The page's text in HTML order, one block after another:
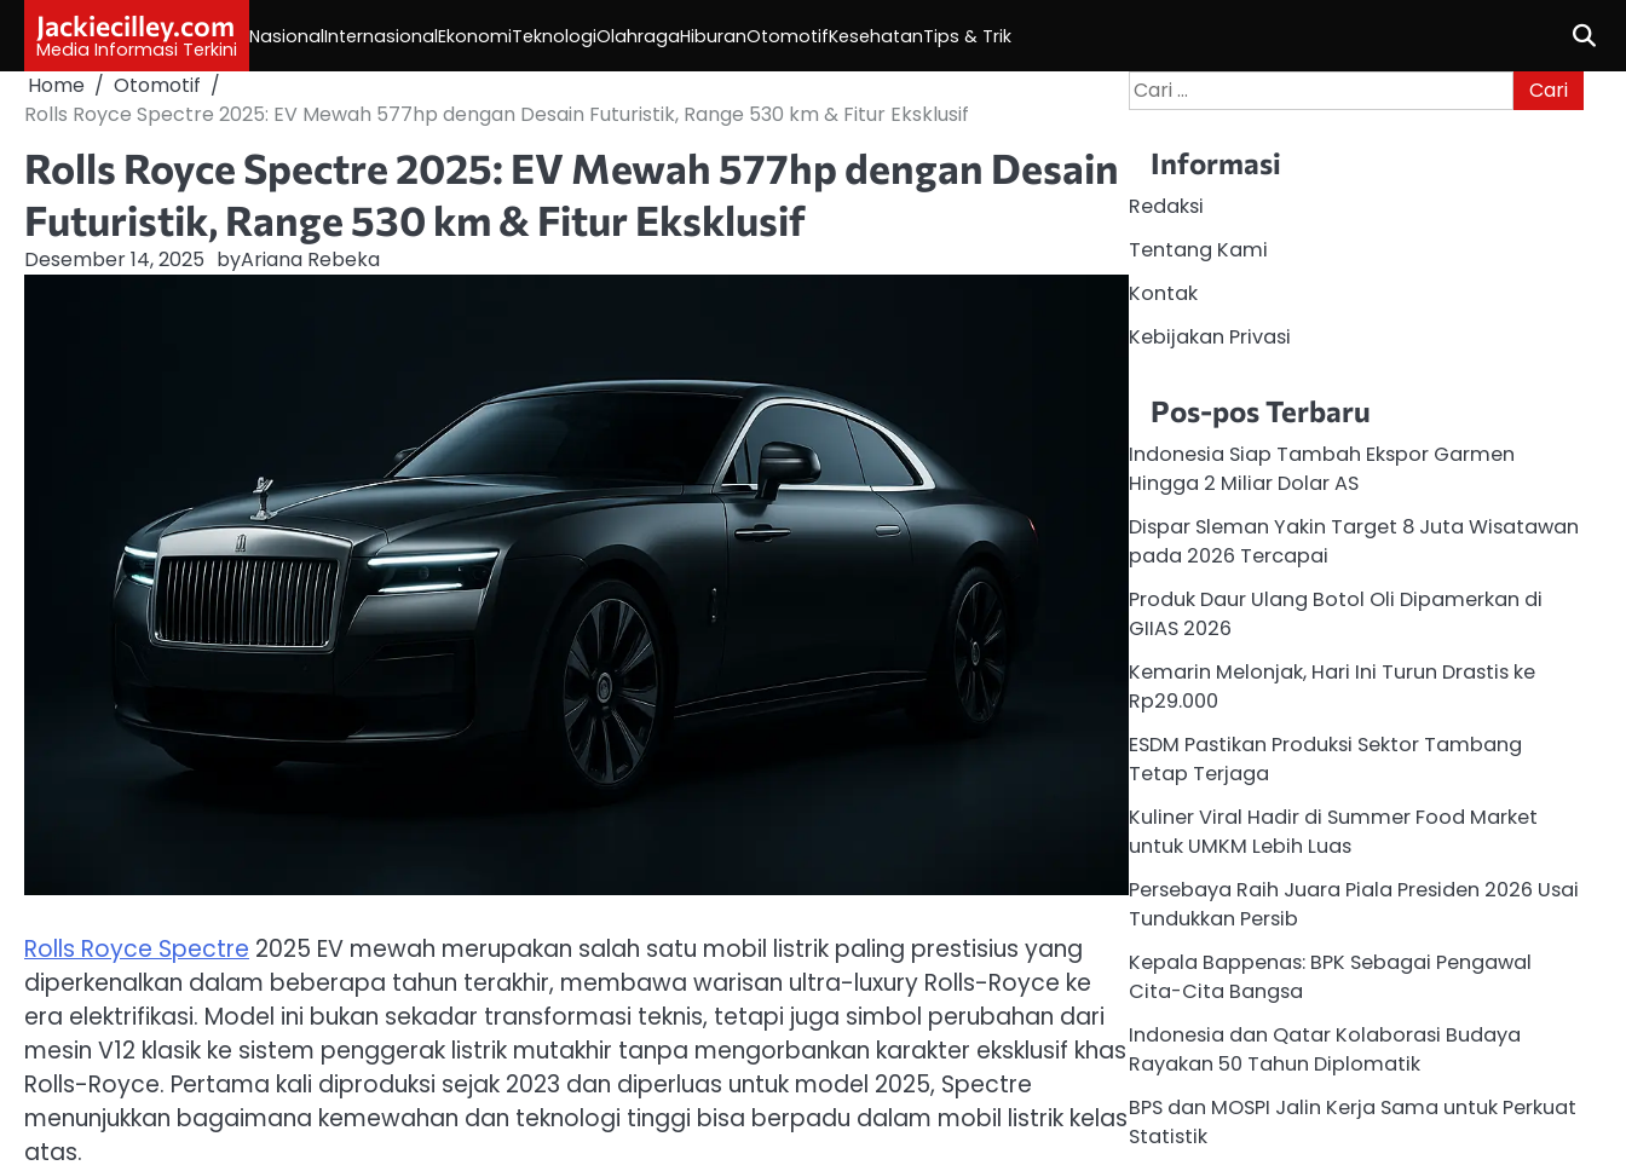
content
Jackiecilley.com
Media Informasi Terkini
NasionalInternasionalEkonomiTeknologiOlahragaHiburanOtomotifKesehatanTips & Trik
Home
Otomotif
Rolls Royce Spectre 2025: EV Mewah 577hp dengan Desain Futuristik, Range 530 km & Fitur Eksklusif
Rolls Royce Spectre 2025: EV Mewah 577hp dengan Desain
Futuristik, Range 530 km & Fitur Eksklusif
Desember 14, 2025 byAriana Rebeka
Rolls Royce Spectre 2025 EV mewah merupakan salah satu mobil listrik paling prestisius yang
diperkenalkan dalam beberapa tahun terakhir, membawa warisan ultra-luxury Rolls-Royce ke
era elektrifikasi. Model ini bukan sekadar transformasi teknis, tetapi juga simbol perubahan dari
mesin V12 klasik ke sistem penggerak listrik mutakhir tanpa mengorbankan karakter eksklusif khas
Rolls-Royce. Pertama kali diproduksi sejak 2023 dan diperluas untuk model 2025, Spectre
menunjukkan bagaimana kemewahan dan teknologi tinggi bisa berpadu dalam mobil listrik kelas
atas.
Cari
untuk:
Informasi
Redaksi
Tentang Kami
Kontak
Kebijakan Privasi
Pos-pos Terbaru
Indonesia Siap Tambah Ekspor Garmen
Hingga 2 Miliar Dolar AS
Dispar Sleman Yakin Target 8 Juta Wisatawan
pada 2026 Tercapai
Produk Daur Ulang Botol Oli Dipamerkan di
GIIAS 2026
Kemarin Melonjak, Hari Ini Turun Drastis ke
Rp29.000
ESDM Pastikan Produksi Sektor Tambang
Tetap Terjaga
Kuliner Viral Hadir di Summer Food Market
untuk UMKM Lebih Luas
Persebaya Raih Juara Piala Presiden 2026 Usai
Tundukkan Persib
Kepala Bappenas: BPK Sebagai Pengawal
Cita-Cita Bangsa
Indonesia dan Qatar Kolaborasi Budaya
Rayakan 50 Tahun Diplomatik
BPS dan MOSPI Jalin Kerja Sama untuk Perkuat
Statistik